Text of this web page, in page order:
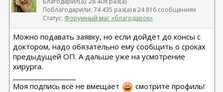
Поблагодарили: 74 435 раз(а) в 24 816 сообщениях
Статус: Форумный маг «благодарок»
Можно подавать заявку, но если дойдёт до консы с
доктором, надо обязательно ему сообщить о сроках
предыдущей ОП. А дальше уже на усмотрение
хирурга.
Моя подпись всё не вмещает
смотрите профиль!